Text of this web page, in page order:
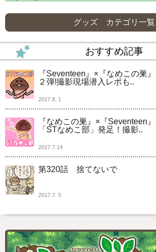
グッズ カテゴリ一覧
おすすめ記事
『Seventeen』×『なめこの巣
２弾!撮影現場潜入レポも..
2017.8. 1
『なめこの巣』×『Seventeen
「STなめこ部」発足！撮影..
2017.7.14
第320話 捨てないで
2017.7. 5